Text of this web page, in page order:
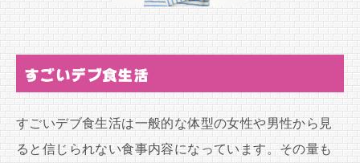
すごいデブ食生活
すごいデブ食生活は一般的な体型の女性や男性から見
ると信じられない食事内容になっています。その量も